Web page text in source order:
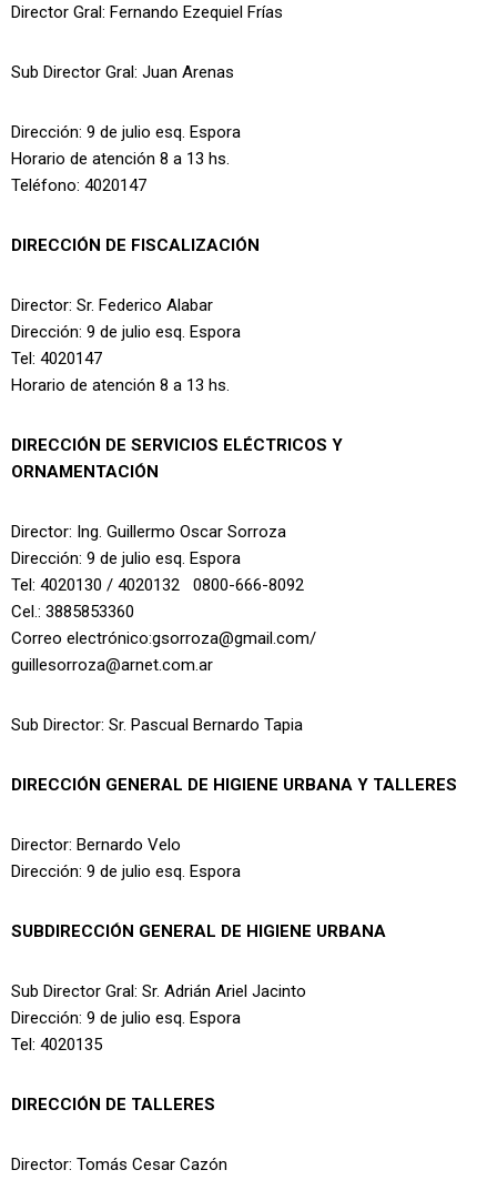
Director Gral: Fernando Ezequiel Frías
Sub Director Gral: Juan Arenas
Dirección: 9 de julio esq. Espora
Horario de atención 8 a 13 hs.
Teléfono: 4020147
DIRECCIÓN DE FISCALIZACIÓN
Director: Sr. Federico Alabar
Dirección: 9 de julio esq. Espora
Tel: 4020147
Horario de atención 8 a 13 hs.
DIRECCIÓN DE SERVICIOS ELÉCTRICOS Y
ORNAMENTACIÓN
Director: Ing. Guillermo Oscar Sorroza
Dirección: 9 de julio esq. Espora
Tel: 4020130 / 4020132 0800-666-8092
Cel.: 3885853360
Correo electrónico:gsorroza@gmail.com/
guillesorroza@arnet.com.ar
Sub Director: Sr. Pascual Bernardo Tapia
DIRECCIÓN GENERAL DE HIGIENE URBANA Y TALLERES
Director: Bernardo Velo
Dirección: 9 de julio esq. Espora
SUBDIRECCIÓN GENERAL DE HIGIENE URBANA
Sub Director Gral: Sr. Adrián Ariel Jacinto
Dirección: 9 de julio esq. Espora
Tel: 4020135
DIRECCIÓN DE TALLERES
Director: Tomás Cesar Cazón